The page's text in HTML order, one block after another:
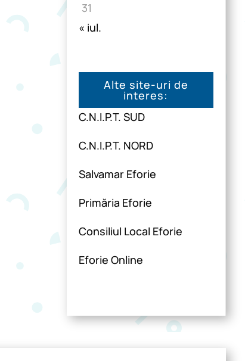
31
« iul.
Alte site-uri de
interes:
C.N.I.P.T. SUD
C.N.I.P.T. NORD
Salvamar Eforie
Primăria Eforie
Consiliul Local Eforie
Eforie Online